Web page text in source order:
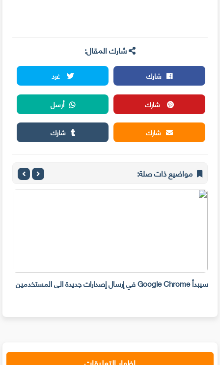
شارك المقال:
شارك
غرد
شارك
أرسل
شارك
شارك
مواضيع ذات صلة:
سيبدأ Google Chrome في إرسال إصدارات جديدة الى المستخدمين